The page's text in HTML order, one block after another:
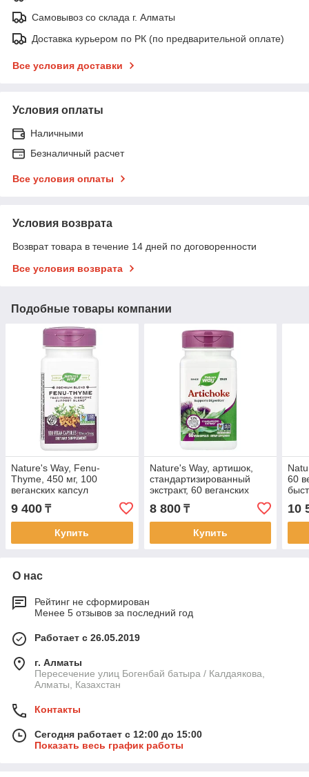
Самовывоз со склада г. Алматы
Доставка курьером по РК (по предварительной оплате)
Все условия доставки
Условия оплаты
Наличными
Безналичный расчет
Все условия оплаты
Условия возврата
Возврат товара в течение 14 дней по договоренности
Все условия возврата
Подобные товары компании
Nature's Way, Fenu-
Thyme, 450 мг, 100
веганских капсул
9 400 ₸
Купить
Nature's Way, артишок,
стандартизированный
экстракт, 60 веганских
8 800₸
Купить
60
10
О нас
Рейтинг не сформирован
Менее 5 отзывов за последний год
Работает с 26.05.2019
г. Алматы
Пересечение улиц Богенбай батыра / Калдаякова,
Алматы, Казахстан
Контакты
Сегодня работает с 12:00 до 15:00
Показать весь график работы